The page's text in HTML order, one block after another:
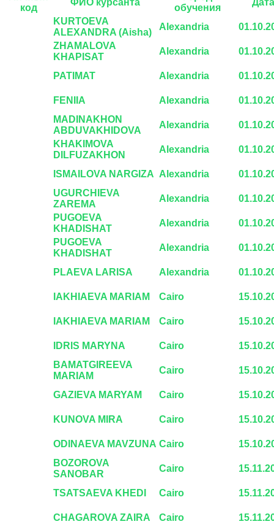
код
обучения
KURTOEVA
ALEXANDRA (Aisha)
Alexandria
ZHAMALOVA
KHAPISAT
Alexandria
PATIMAT Alexandria
FENIIA Alexandria
MADINAKHON
ABDUVAKHIDOVA
Alexandria
KHAKIMOVA
DILFUZAKHON
Alexandria
ISMAILOVA NARGIZA Alexandria
UGURCHIEVA
ZAREMA
Alexandria
PUGOEVA
KHADISHAT
Alexandria
PUGOEVA
KHADISHAT
Alexandria
PLAEVA LARISA Alexandria
IAKHIAEVA MARIAM Cairo
IAKHIAEVA MARIAM Cairo
IDRIS MARYNA Cairo
BAMATGIREEVA
MARIAM
Cairo
GAZIEVA MARYAM Cairo
KUNOVA MIRA Cairo
ODINAEVA MAVZUNA Cairo
BOZOROVA
SANOBAR
Cairo
TSATSAEVA KHEDI Cairo
CHAGAROVA ZAIRA Cairo